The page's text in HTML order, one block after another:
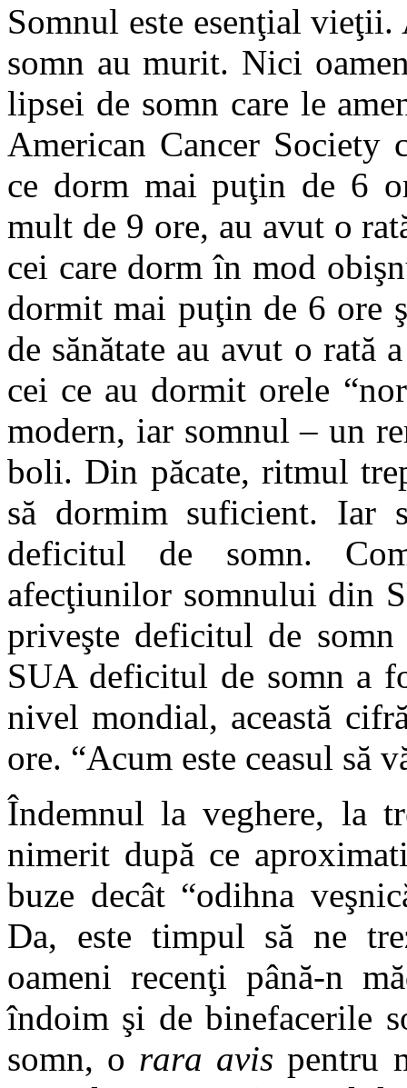
Somnul este esenţial
somn au murit. Nici
lipsei de somn care le
American Cancer Society
ce dorm mai puţin de 6
mult de 9 ore, au avut o
cei care dorm în mod
dormit mai puţin de 6 ore
de sănătate au avut o rată
cei ce au dormit orele
modern, iar somnul – un
boli. Din păcate, ritmul
să dormim suficient. Iar
deficitul de somn.
afecţiunilor somnului din
priveşte deficitul de
SUA deficitul de somn a
nivel mondial, această
ore. “Acum este ceasul să
Îndemnul la veghere, la
nimerit după ce
buze decât “odihna
Da, este timpul să ne
oameni recenţi până-n
îndoim şi de binefacerile
somn, o rara avis pentru